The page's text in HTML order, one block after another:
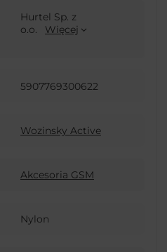
Hurtel Sp. z
o.o.
Więcej
5907769300622
Wozinsky Active
Akcesoria GSM
Nylon